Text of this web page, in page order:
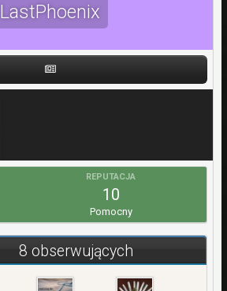
LastPhoenix
REPUTACJA
10
Pomocny
8 obserwujących